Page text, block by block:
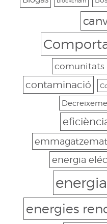
comunitats
contaminació
energia
energies